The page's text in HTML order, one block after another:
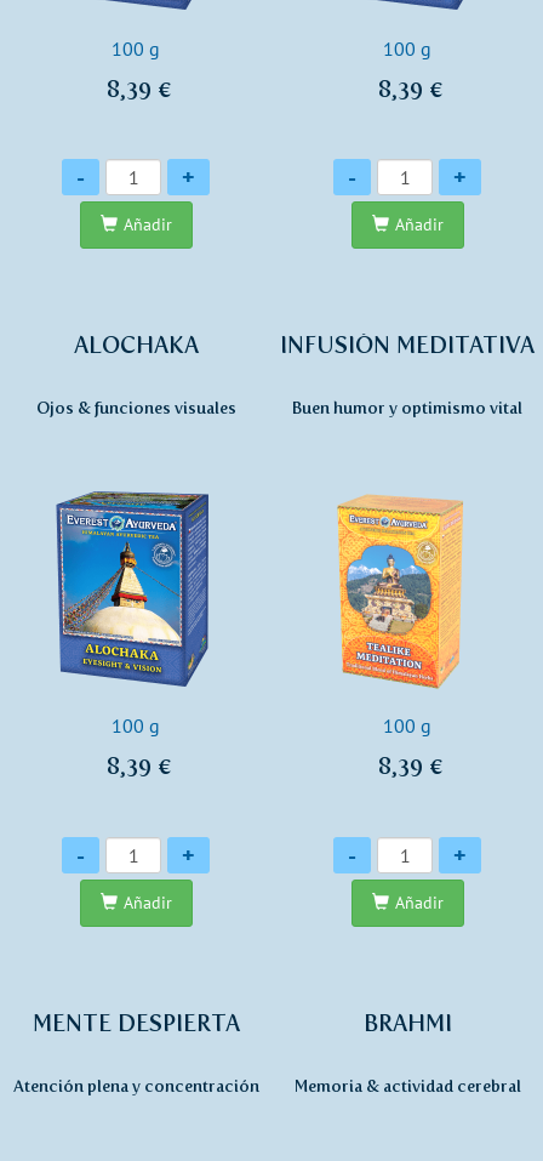
100 g
8,39 €
Cantidad
- +
Añadir
100 g
8,39 €
Cantidad
- +
Añadir
ALOCHAKA
Ojos & funciones visuales
100 g
8,39 €
Cantidad
- +
Añadir
INFUSIÓN MEDITATIVA
Buen humor y optimismo vital
100 g
8,39 €
Cantidad
- +
Añadir
MENTE DESPIERTA
Atención plena y concentración
BRAHMI
Memoria & actividad cerebral